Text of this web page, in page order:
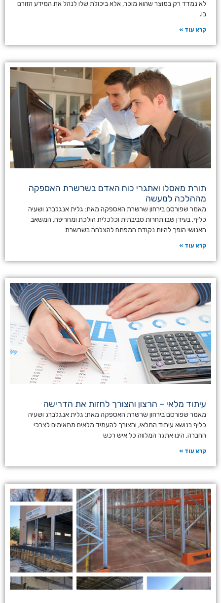
לא נמדד רק במוצר שהוא מוכר, אלא ביכולת שלו לנהל את המידע הזורם
בו.
קרא עוד »
תורת מאסלו ואתגרי כוח האדם בשרשרת האספקה
מההלכה למעשה
מאמר שפורסם בירחון שרשרת האספקה מאת: גלית אנגלברג ושעיה
כליף. בעידן שבו תחרות סביבתית וכלכלית הולכת ומחריפה, המשאב
האנושי הופך להיות נקודת המפתח להצלחה בשרשרת
קרא עוד »
עיתוד מלאי – הרצון והצורך לחזות את הדרישה
מאמר שפורסם בירחון שרשרת האספקה מאת: גלית אנגלברג ושעיה
כליף בנושא עיתוד המלאי, והצורך להעמיד מלאים מתאימים לצרכי
החברה, הינו אתגר המלווה כל איש רכש
קרא עוד »